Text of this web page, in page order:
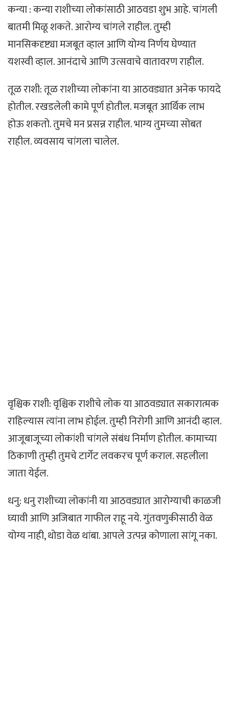
कन्या : कन्या राशीच्या लोकांसाठी आठवडा शुभ आहे. चांगली
बातमी मिळू शकते. आरोग्य चांगले राहील. तुम्ही
मानसिकदृष्ट्या मजबूत व्हाल आणि योग्य निर्णय घेण्यात
यशस्वी व्हाल. आनंदाचे आणि उत्सवाचे वातावरण राहील.
तूळ राशी: तूळ राशीच्या लोकांना या आठवड्यात अनेक फायदे
होतील. रखडलेली कामे पूर्ण होतील. मजबूत आर्थिक लाभ
होऊ शकतो. तुमचे मन प्रसन्न राहील. भाग्य तुमच्या सोबत
राहील. व्यवसाय चांगला चालेल.
वृश्चिक राशी: वृश्चिक राशीचे लोक या आठवड्यात सकारात्मक
राहिल्यास त्यांना लाभ होईल. तुम्ही निरोगी आणि आनंदी व्हाल.
आजूबाजूच्या लोकांशी चांगले संबंध निर्माण होतील. कामाच्या
ठिकाणी तुम्ही तुमचे टार्गेट लवकरच पूर्ण कराल. सहलीला
जाता येईल.
धनु: धनु राशीच्या लोकांनी या आठवड्यात आरोग्याची काळजी
घ्यावी आणि अजिबात गाफील राहू नये. गुंतवणुकीसाठी वेळ
योग्य नाही, थोडा वेळ थांबा. आपले उत्पन्न कोणाला सांगू नका.